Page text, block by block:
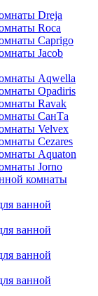
Dreja
Roca
Caprigo
Jacob
Aqwella
Opadiris
Ravak
СанТа
Velvex
Cezares
Aquaton
Jorno
комнаты
ванной
ванной
ванной
ванной